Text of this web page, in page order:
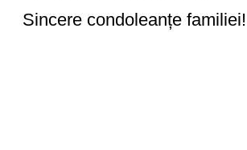
Sincere condoleanțe familiei!